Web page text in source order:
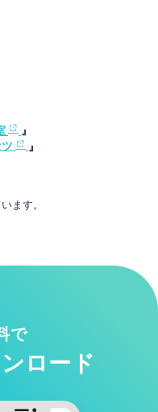
』
』
ます。
で
ロード